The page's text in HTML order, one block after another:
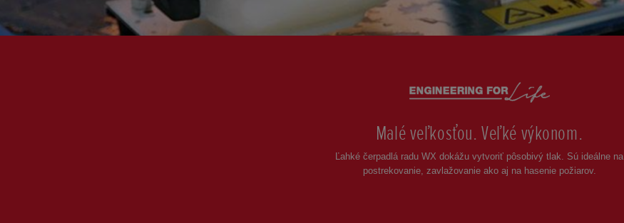
Malé veľkosťou. Veľké výkonom.
Ľahké čerpadlá radu WX dokážu vytvoriť pôsobivý tlak. Sú ideálne na
postrekovanie, zavlažovanie ako aj na hasenie požiarov.